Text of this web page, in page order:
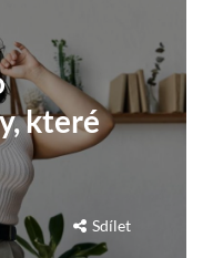
které
Sdílet